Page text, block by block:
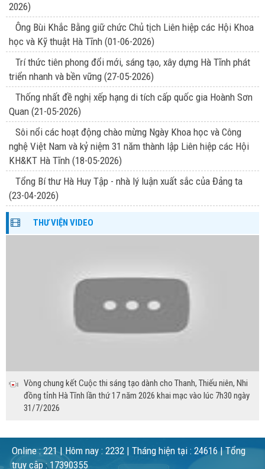
2026)
Ông Bùi Khắc Bằng giữ chức Chủ tịch Liên hiệp các Hội Khoa
học và Kỹ thuật Hà Tĩnh (01-06-2026)
Trí thức tiên phong đổi mới, sáng tạo, xây dựng Hà Tĩnh phát
triển nhanh và bền vững (27-05-2026)
Thống nhất đề nghị xếp hạng di tích cấp quốc gia Hoành Sơn
Quan (21-05-2026)
Sôi nổi các hoạt động chào mừng Ngày Khoa học và Công
nghệ Việt Nam và kỷ niệm 31 năm thành lập Liên hiệp các Hội
KH&KT Hà Tĩnh (18-05-2026)
Tổng Bí thư Hà Huy Tập - nhà lý luận xuất sắc của Đảng ta
(23-04-2026)
THƯ VIỆN VIDEO
Vòng chung kết Cuộc thi sáng tạo dành cho Thanh, Thiếu niên, Nhi
đồng tỉnh Hà Tĩnh lần thứ 17 năm 2026 khai mạc vào lúc 7h30 ngày
31/7/2026
Online :221| Hôm nay : 2232 | Tháng hiện tại : 24616| Tổng
truy cập :17390355